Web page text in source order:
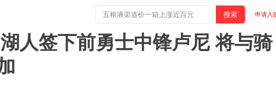
申请入
人签下前勇士中锋卢尼 将与骑